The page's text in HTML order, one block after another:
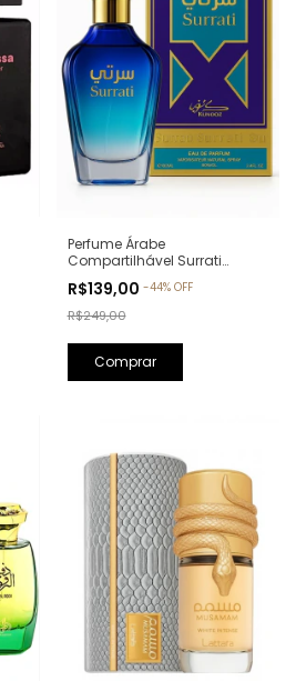
Perfume Árabe
Compartilhável Surrati
Parfum - 100ml (Ref. Olfativa:
Erba Pura Xerjoff)
R$139,00 -44% OFF
R$249,00